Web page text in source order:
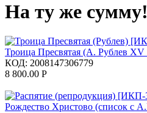
На ту же сумму!
Троица Пресвятая (А. Рублев
КОД: 2008147306779
8 800.00 Р
Рождество Христово (список с